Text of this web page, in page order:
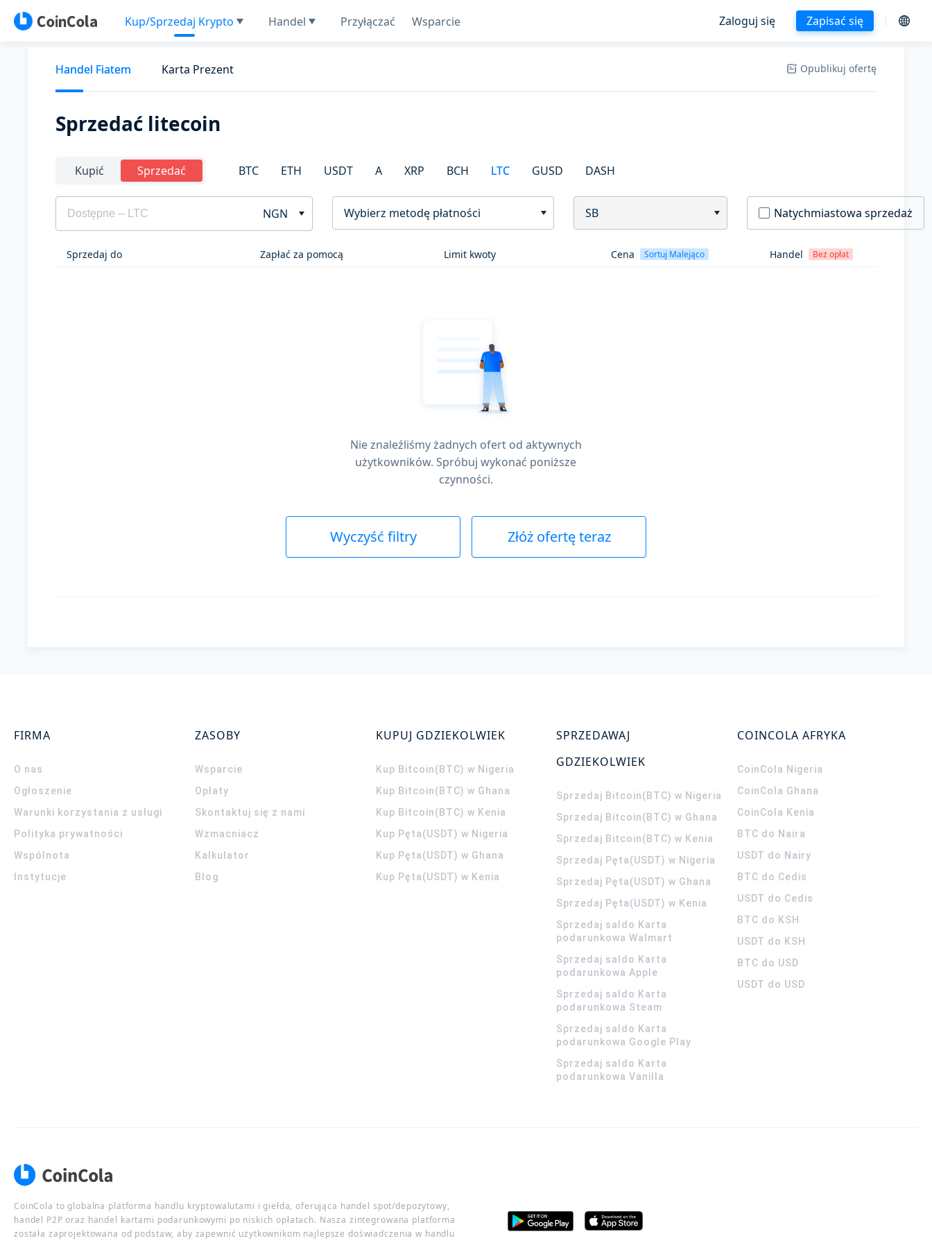
Kup/Sprzedaj Krypto Handel Przyłączać Wsparcie Zaloguj się Zapisać się
Handel Fiatem Karta Prezent Opublikuj ofertę
Sprzedać litecoin
Kupić Sprzedać BTC ETH USDT A XRP BCH LTC GUSD DASH
NGN Wybierz metodę płatności SB Natychmiastowa sprzedaż
Sprzedaj do Zapłać za pomocą Limit kwoty Cena Sortuj Malejąco Handel Bez opłat
Nie znaleźliśmy żadnych ofert od aktywnych
użytkowników. Spróbuj wykonać poniższe
czynności.
Wyczyść filtry Złóż ofertę teraz
FIRMA
O nas
Ogłoszenie
Warunki korzystania z usługi
Polityka prywatności
Wspólnota
Instytucje
ZASOBY
Wsparcie
Opłaty
Skontaktuj się z nami
Wzmacniacz
Kalkulator
Blog
KUPUJ GDZIEKOLWIEK
Kup Bitcoin(BTC) w Nigeria
Kup Bitcoin(BTC) w Ghana
Kup Bitcoin(BTC) w Kenia
Kup Pęta(USDT) w Nigeria
Kup Pęta(USDT) w Ghana
Kup Pęta(USDT) w Kenia
SPRZEDAWAJ
GDZIEKOLWIEK
Sprzedaj Bitcoin(BTC) w Nigeria
Sprzedaj Bitcoin(BTC) w Ghana
Sprzedaj Bitcoin(BTC) w Kenia
Sprzedaj Pęta(USDT) w Nigeria
Sprzedaj Pęta(USDT) w Ghana
Sprzedaj Pęta(USDT) w Kenia
Sprzedaj saldo Karta
podarunkowa Walmart
Sprzedaj saldo Karta
podarunkowa Apple
Sprzedaj saldo Karta
podarunkowa Steam
Sprzedaj saldo Karta
podarunkowa Google Play
Sprzedaj saldo Karta
podarunkowa Vanilla
COINCOLA AFRYKA
CoinCola Nigeria
CoinCola Ghana
CoinCola Kenia
BTC do Naira
USDT do Nairy
BTC do Cedis
USDT do Cedis
BTC do KSH
USDT do KSH
BTC do USD
USDT do USD
CoinCola to globalna platforma handlu kryptowalutami i giełda, oferująca handel spot/depozytowy,
handel P2P oraz handel kartami podarunkowymi po niskich opłatach. Nasza zintegrowana platforma
została zaprojektowana od podstaw, aby zapewnić użytkownikom najlepsze doświadczenia w handlu